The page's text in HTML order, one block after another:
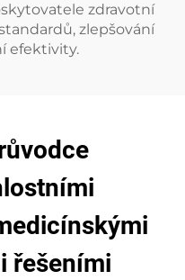
zdravotní
zlepšování
efektivity.
řešeními